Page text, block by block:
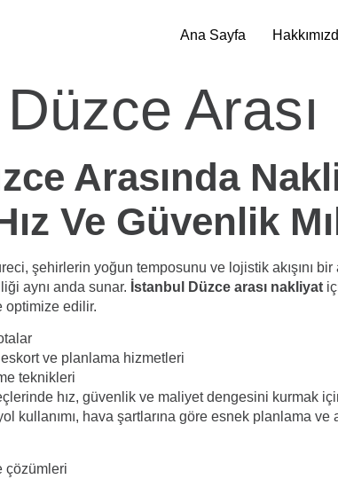
Ana Sayfa
Arasında
Ve Güvenlik
şehirlerin yoğun temposunu ve lojistik akışını
aynı anda sunar. İstanbul Düzce arası nakliyat
optimize edilir.
ve planlama hizmetleri
teknikleri
hız, güvenlik ve maliyet dengesini kurmak
kullanımı, hava şartlarına göre esnek planlama ve
çözümleri